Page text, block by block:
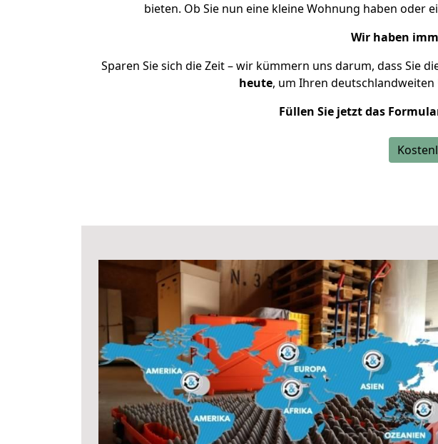
bieten. Ob Sie nun eine kleine Wohnung haben oder
Wir haben
Sparen Sie sich die Zeit – wir kümmern uns darum, dass Sie
heute, um Ihren
Füllen Sie jetzt das